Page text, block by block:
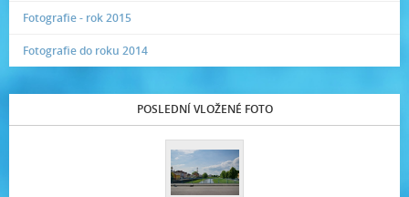
Fotografie - rok 2015
Fotografie do roku 2014
POSLEDNÍ VLOŽENÉ FOTO